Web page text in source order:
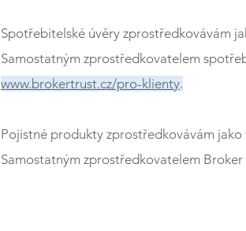
Spotřebitelské úvěry zprostředkovávám
Samostatným zprostředkovatelem
www.brokertrust.cz/pro-klienty.
Pojistné produkty zprostředkovávám
Samostatným zprostředkovatelem Broker